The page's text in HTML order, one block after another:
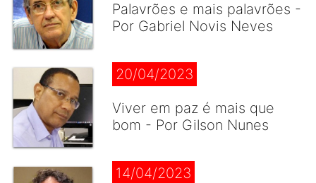
Palavrões e mais palavrões -
Por Gabriel Novis Neves
20/04/2023
Viver em paz é mais que
bom - Por Gilson Nunes
14/04/2023